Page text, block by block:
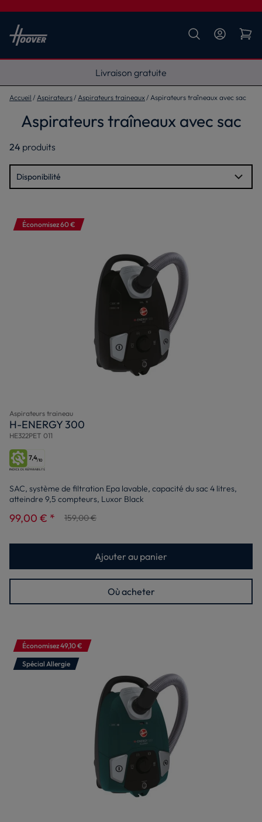
Livraison gratuite
Accueil Aspirateurs Aspirateurs traineaux Aspirateurs traîneaux avec sac
Aspirateurs traîneaux avec sac
24 produits
Économisez 60 €
Aspirateurs traineau
H-ENERGY 300
HE322PET 011
7,4/10
SAC, système de filtration Epa lavable, capacité du sac 4 litres,
atteindre 9,5 compteurs, Luxor Black
99,00 € * 159,00 €
Ajouter au panier
Où acheter
Économisez 49,10 €
Spécial Allergie